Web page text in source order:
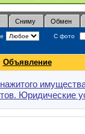
Сниму Обмен
С фото
Объявление
Юридические